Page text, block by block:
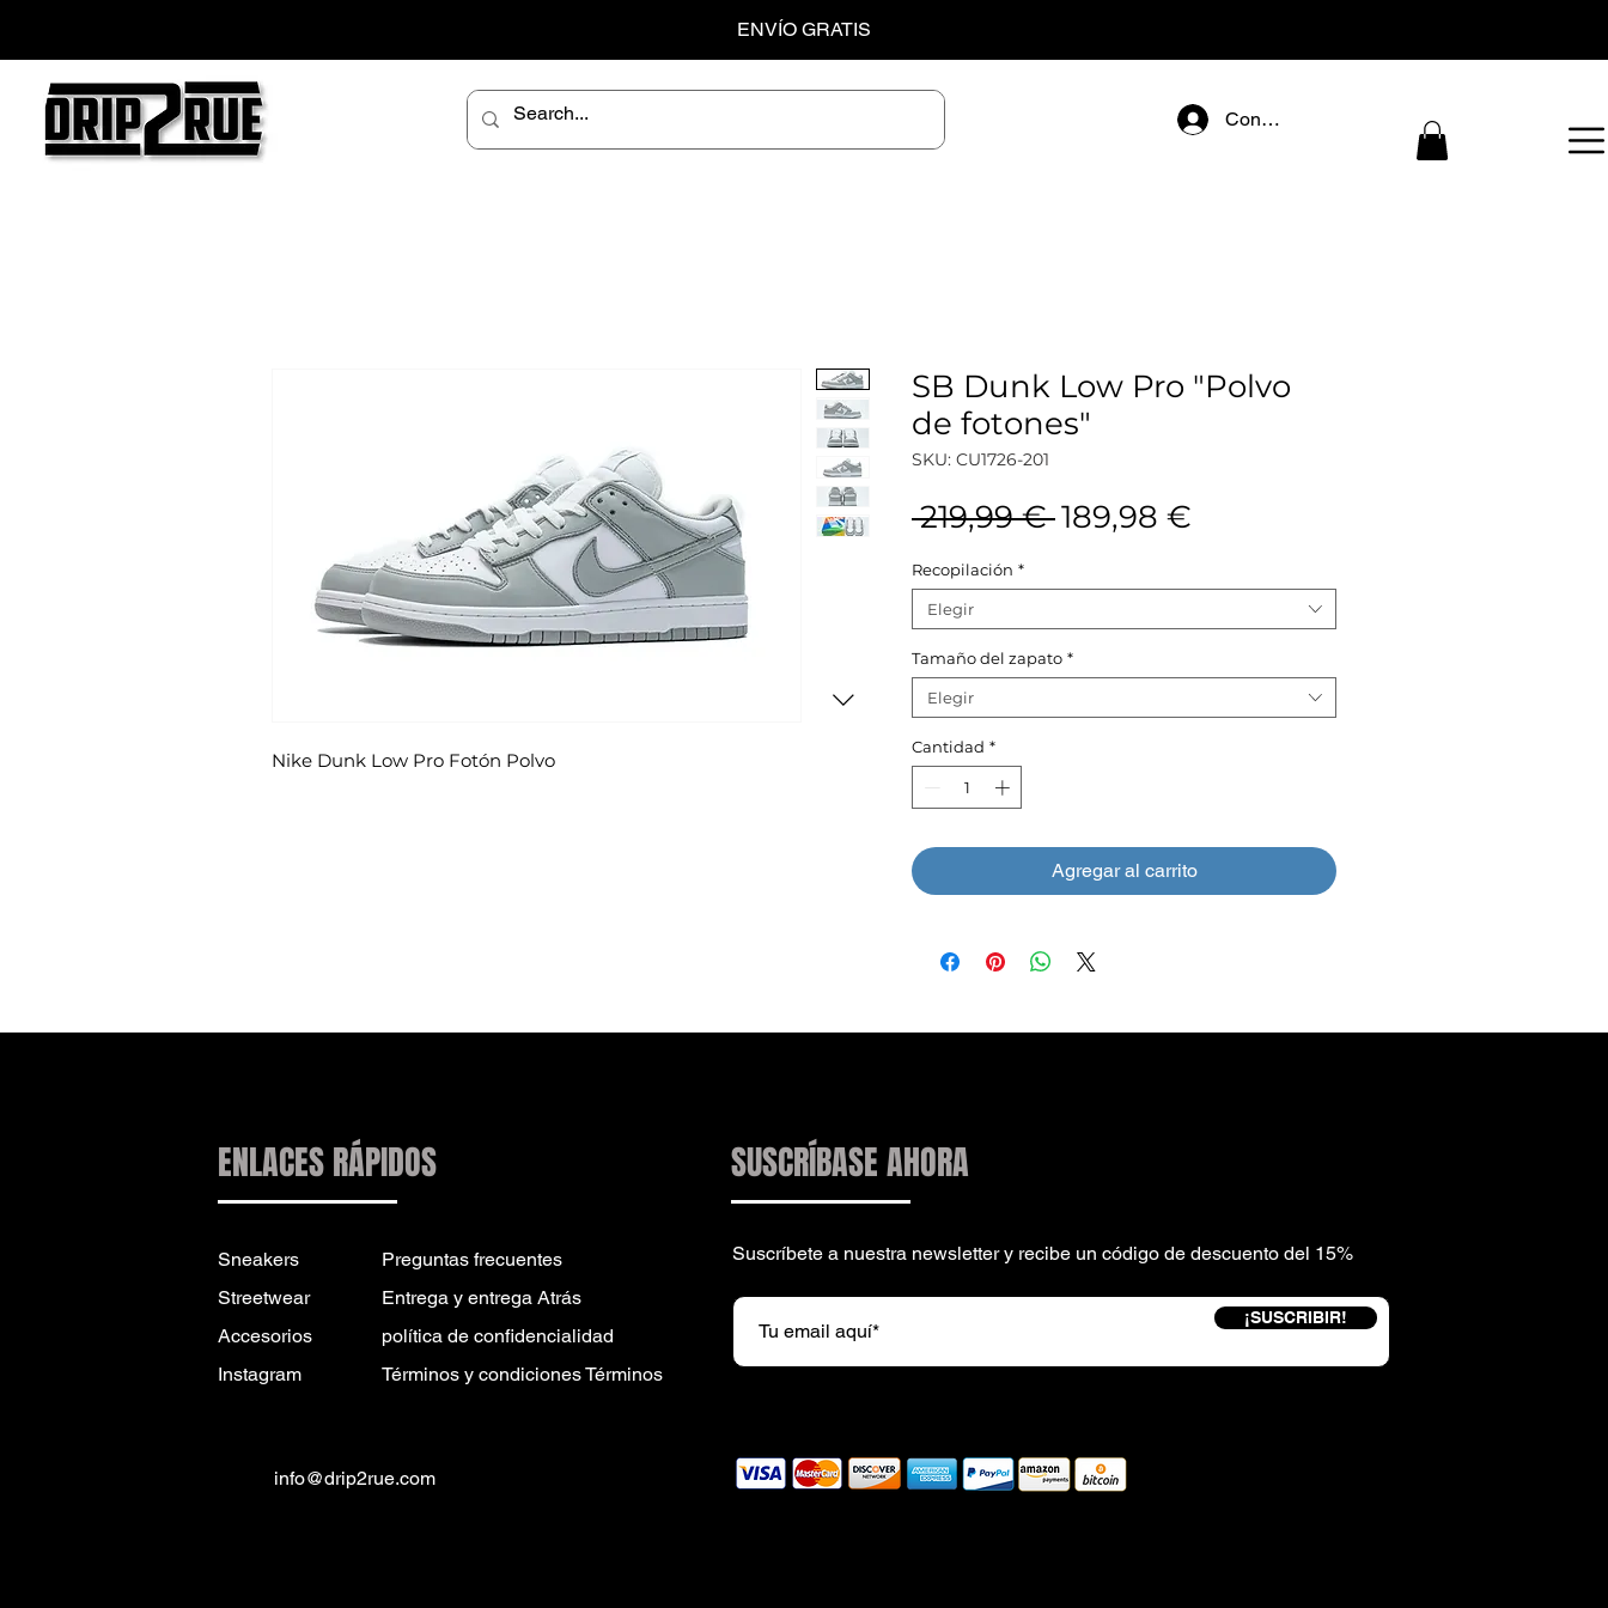
ENVÍO GRATIS
Connectez-vous
Nike Dunk Low Pro Fotón Polvo
SB Dunk Low Pro "Polvo
de fotones"
SKU: CU1726-201
219,99 € Precio
189,98 €
oferta
Recopilación *
Elegir
Tamaño del zapato *
Elegir
Cantidad *
Agregar al carrito
ENLACES RÁPIDOS
Sneakers
Streetwear
Accesorios
Instagram
Preguntas frecuentes
Entrega y entrega Atrás
política de confidencialidad
Términos y condiciones Términos
info@drip2rue.com
SUSCRÍBASE AHORA
Suscríbete a nuestra newsletter y recibe un código de descuento del 15%
¡SUSCRIBIR!